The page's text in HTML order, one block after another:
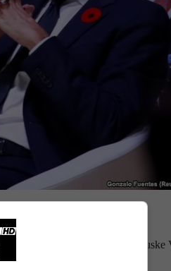
predsjednicima Rusije i